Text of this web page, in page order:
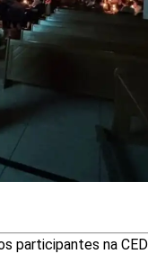
participantes na